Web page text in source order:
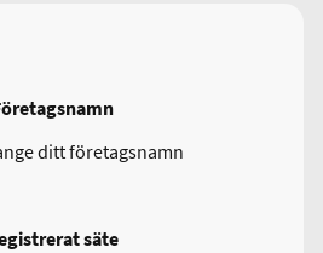
ditt företagsnamn
säte